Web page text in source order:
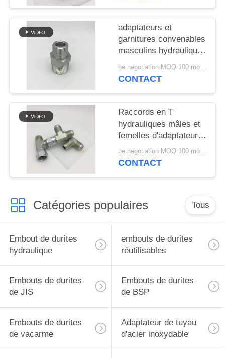
adaptateurs et
garnitures convenables
masculins hydrauliques
de haute qualité
masculins de tuyau de
be negotiation MOQ:100 morceaux
CONTACT
Raccords en T
hydrauliques mâles et
femelles d'adaptateur
de tuyau d'acier
inoxydable de Jic
be negotiation MOQ:100 morceaux
CONTACT
Catégories populaires Tous
Embout de durites
hydraulique
embouts de durites
réutilisables
Embouts de durites
de JIS
Embouts de durites
de BSP
Embouts de durites
de vacarme
Adaptateur de tuyau
d'acier inoxydable